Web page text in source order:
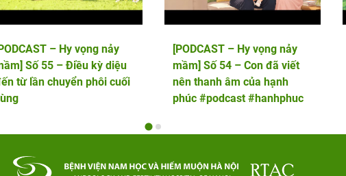
– Hy vọng nảy
Số 55 – Điều kỳ diệu
từ lần chuyển phôi cuối
[PODCAST – Hy vọng nảy
mầm] Số 54 – Con đã viết
nên thanh âm của hạnh
phúc #podcast #hanhphuc